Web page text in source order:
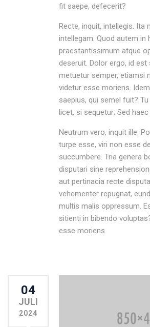
fit saepe, defecerit?
Recte, inquit, intellegis. Ita
intellegam. Quod autem in
praestantissimum atque
deseruit. Dolor ergo, id
metuetur semper, etiamsi
videtur esse moriens.
saepius, qui semel fuit?
licet, si sequetur; Sed
Neutrum vero, inquit ille.
turpe esse, viri non esse
succumbere. Tria genera
disputari sine
aut pertinacia recte
vehementer repugnat,
multis malis oppressum.
sitienti in bibendo
esse moriens.
04
JULI
2024